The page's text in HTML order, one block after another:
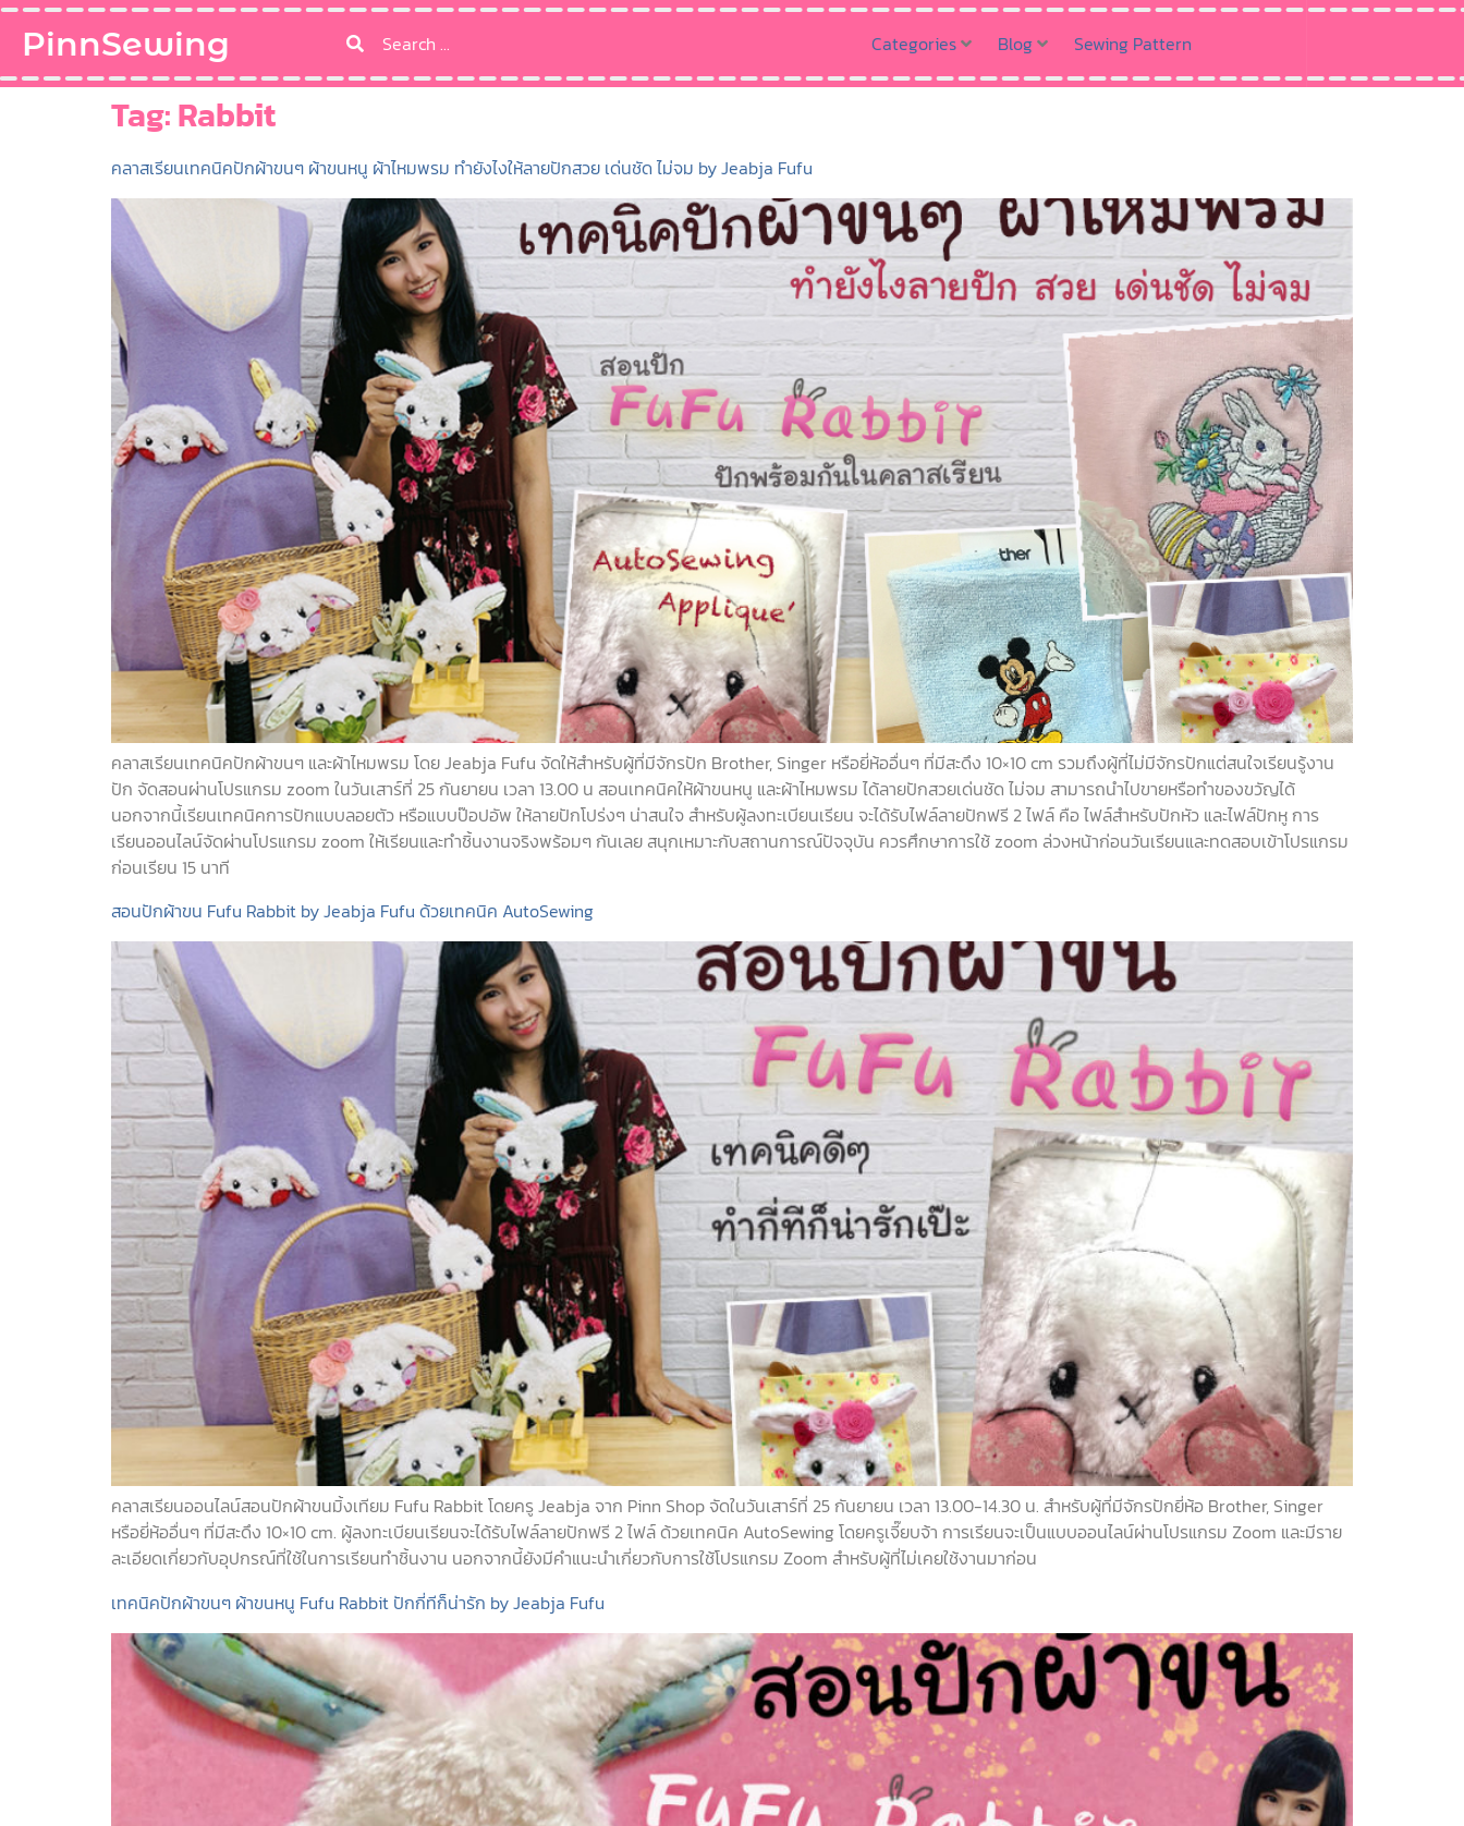
PinnSewing Categories Blog Sewing Pattern
Tag:Rabbit
คลาสเรียนเทคนิคปักผ้าขนๆ ผ้าขนหนู ผ้าไหมพรม ทำยังไงให้ลายปักสวย เด่นชัด ไม่จม by Jeabja Fufu
คลาสเรียนเทคนิคปักผ้าขนๆ และผ้าไหมพรม โดย Jeabja Fufu จัดให้สำหรับผู้ที่มีจักรปัก Brother, Singer หรือยี่ห้ออื่นๆ ที่มีสะดึง 10×10 cm รวมถึงผู้ที่ไม่มีจักรปักแต่สนใจเรียนรู้งาน
ปัก จัดสอนผ่านโปรแกรม zoom ในวันเสาร์ที่ 25 กันยายน เวลา 13.00 น สอนเทคนิคให้ผ้าขนหนู และผ้าไหมพรม ได้ลายปักสวยเด่นชัด ไม่จม สามารถนำไปขายหรือทำของขวัญได้
นอกจากนี้เรียนเทคนิคการปักแบบลอยตัว หรือแบบป๊อปอัพ ให้ลายปักโปร่งๆ น่าสนใจ สำหรับผู้ลงทะเบียนเรียน จะได้รับไฟล์ลายปักฟรี 2 ไฟล์ คือ ไฟล์สำหรับปักหัว และไฟล์ปักหู การ
เรียนออนไลน์จัดผ่านโปรแกรม zoom ให้เรียนและทำชิ้นงานจริงพร้อมๆ กันเลย สนุกเหมาะกับสถานการณ์ปัจจุบัน ควรศึกษาการใช้ zoom ล่วงหน้าก่อนวันเรียนและทดสอบเข้าโปรแกรม
ก่อนเรียน 15 นาที
สอนปักผ้าขน Fufu Rabbit by Jeabja Fufu ด้วยเทคนิค AutoSewing
คลาสเรียนออนไลน์สอนปักผ้าขนมิ้งเทียม Fufu Rabbit โดยครู Jeabja จาก Pinn Shop จัดในวันเสาร์ที่ 25 กันยายน เวลา 13.00-14.30 น. สำหรับผู้ที่มีจักรปักยี่ห้อ Brother, Singer
หรือยี่ห้ออื่นๆ ที่มีสะดึง 10×10 cm. ผู้ลงทะเบียนเรียนจะได้รับไฟล์ลายปักฟรี 2 ไฟล์ ด้วยเทคนิค AutoSewing โดยครูเจี๊ยบจ้า การเรียนจะเป็นแบบออนไลน์ผ่านโปรแกรม Zoom และมีราย
ละเอียดเกี่ยวกับอุปกรณ์ที่ใช้ในการเรียนทำชิ้นงาน นอกจากนี้ยังมีคำแนะนำเกี่ยวกับการใช้โปรแกรม Zoom สำหรับผู้ที่ไม่เคยใช้งานมาก่อน
เทคนิคปักผ้าขนๆ ผ้าขนหนู Fufu Rabbit ปักกี่ทีก็น่ารัก by Jeabja Fufu